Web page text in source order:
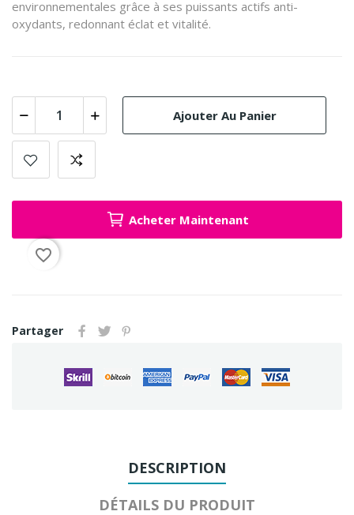
environnementales grâce à ses puissants actifs anti-
oxydants, redonnant éclat et vitalité.
Ajouter Au Panier
Acheter Maintenant
favorite_border
Partager
DESCRIPTION
DÉTAILS DU PRODUIT